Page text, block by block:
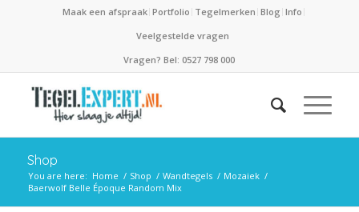
Maak een afspraak Portfolio Tegelmerken Blog Info
Veelgestelde vragen
Vragen? Bel: 0527 798 000
Shop
You are here: Home / Shop / Wandtegels / Mozaiek /
Baerwolf Belle Époque Random Mix